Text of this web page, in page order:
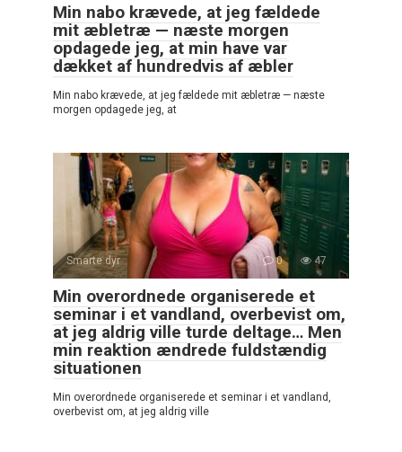
Min nabo krævede, at jeg fældede
mit æbletræ — næste morgen
opdagede jeg, at min have var
dækket af hundredvis af æbler
Min nabo krævede, at jeg fældede mit æbletræ — næste
morgen opdagede jeg, at
Smarte dyr 0 47
Min overordnede organiserede et
seminar i et vandland, overbevist om,
at jeg aldrig ville turde deltage… Men
min reaktion ændrede fuldstændig
situationen
Min overordnede organiserede et seminar i et vandland,
overbevist om, at jeg aldrig ville